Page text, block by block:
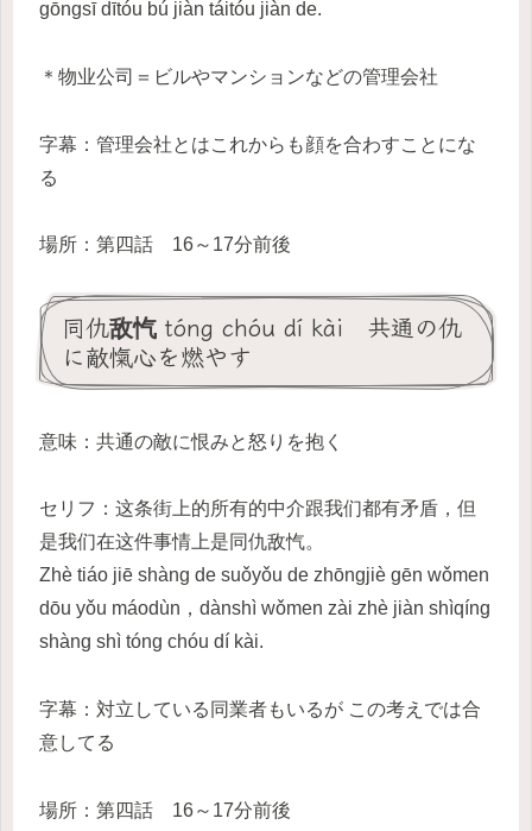
gōngsī dītóu bú jiàn táitóu jiàn de.
＊物业公司＝ビルやマンションなどの管理会社
字幕：管理会社とはこれからも顔を合わすことにな
る
場所：第四話 16～17分前後
同仇敌忾 tóng chóu dí kài 共通の仇
に敵愾心を燃やす
意味：共通の敵に恨みと怒りを抱く
セリフ：这条街上的所有的中介跟我们都有矛盾，但
是我们在这件事情上是同仇敌忾。
Zhè tiáo jiē shàng de suǒyǒu de zhōngjiè gēn wǒmen
dōu yǒu máodùn，dànshì wǒmen zài zhè jiàn shìqíng
shàng shì tóng chóu dí kài.
字幕：対立している同業者もいるが この考えでは合
意してる
場所：第四話 16～17分前後